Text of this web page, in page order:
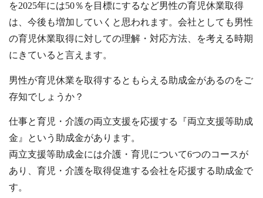
を2025年には50％を目標にするなど男性の育児休業取得
は、今後も増加していくと思われます。会社としても男性
の育児休業取得に対しての理解・対応方法、を考える時期
にきていると言えます。
男性が育児休業を取得するともらえる助成金があるのをご
存知でしょうか？
仕事と育児・介護の両立支援を応援する『両立支援等助成
金』という助成金があります。
両立支援等助成金には介護・育児について6つのコースが
あり、育児・介護を取得促進する会社を応援する助成金で
す。